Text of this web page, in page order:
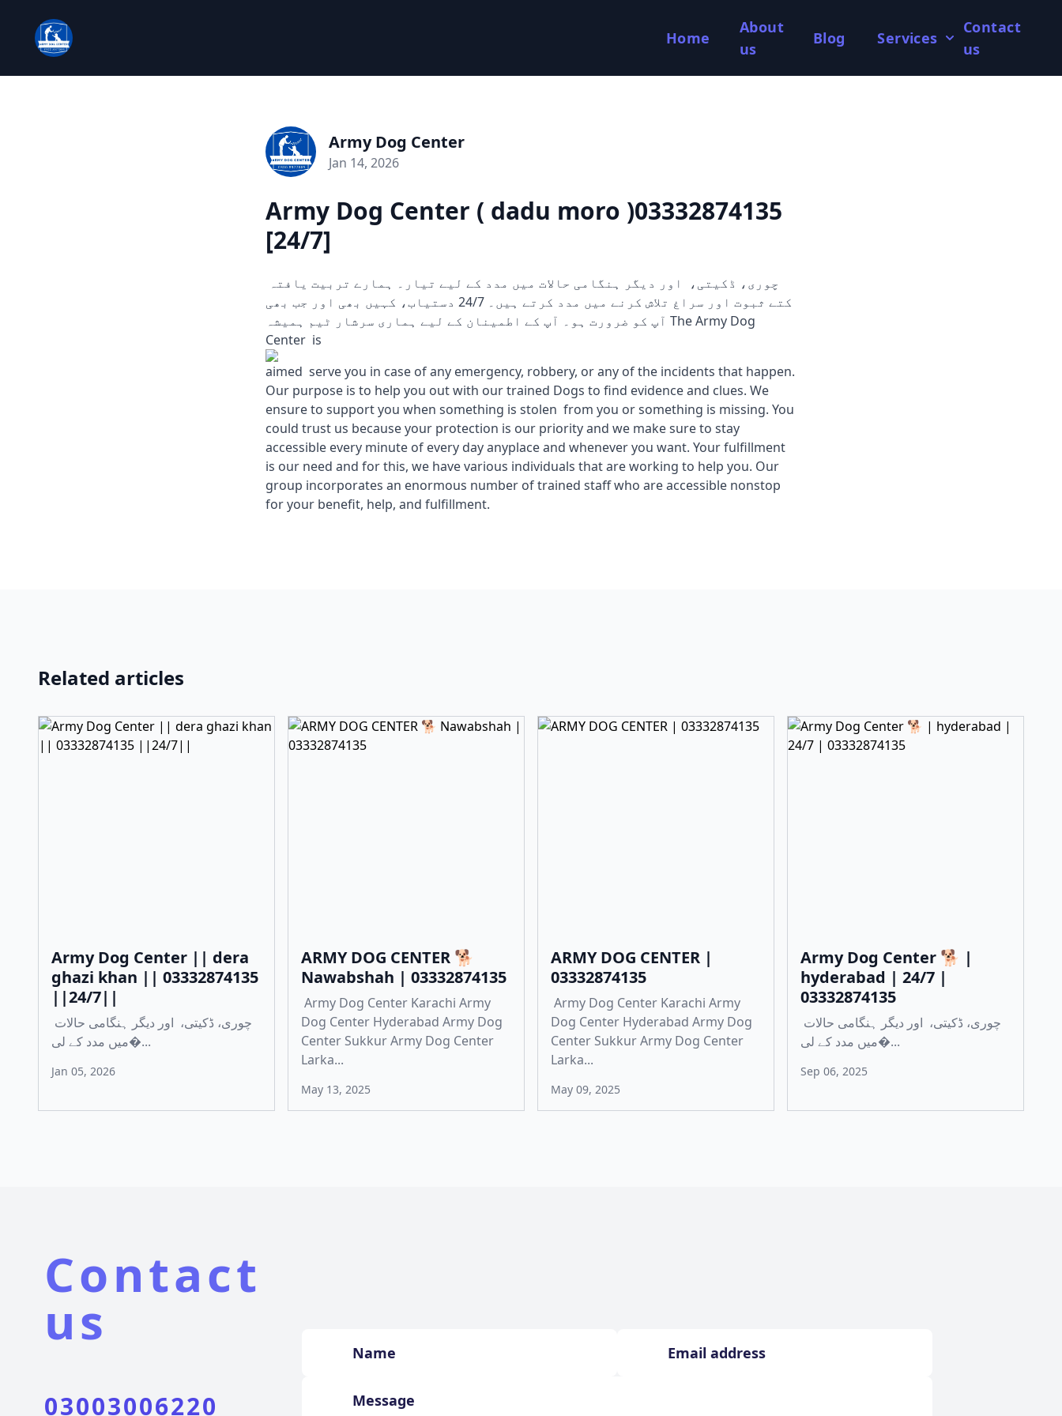
Home
About
us
Blog Services
Contact
us
Army Dog Center
Jan 14, 2026
Army Dog Center ( dadu moro )03332874135
[24/7]
کتے ثبوت اور سراغ تلاش کرنے میں مدد کرتے ہیں۔ 24/7 دستیاب، کہیں بھی اور جب بھی
آپ کو ضرورت ہو۔ آپ کے اطمینان کے لیے ہماری سرشار ٹیم ہمیشہ The Army Dog
Center is
aimed serve you in case of any emergency, robbery, or any of the incidents that happen.
Our purpose is to help you out with our trained Dogs to find evidence and clues. We
ensure to support you when something is stolen from you or something is missing. You
could trust us because your protection is our priority and we make sure to stay
accessible every minute of every day anyplace and whenever you want. Your fulfillment
is our need and for this, we have various individuals that are working to help you. Our
group incorporates an enormous number of trained staff who are accessible nonstop
for your benefit, help, and fulfillment.
Related articles
Army Dog Center || dera
ghazi khan || 03332874135
||24/7||
میں مدد کے لی�...
Jan 05, 2026
ARMY DOG CENTER 🐕
Nawabshah | 03332874135
Army Dog Center Karachi Army
Dog Center Hyderabad Army Dog
Center Sukkur Army Dog Center
Larka...
May 13, 2025
ARMY DOG CENTER |
03332874135
Army Dog Center Karachi Army
Dog Center Hyderabad Army Dog
Center Sukkur Army Dog Center
Larka...
May 09, 2025
Army Dog Center 🐕 |
hyderabad | 24/7 |
03332874135
میں مدد کے لی�...
Sep 06, 2025
Contact
us
03003006220